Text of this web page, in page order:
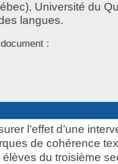
Université du
langues.
:
l’effet d’une
de cohérence
du troisième